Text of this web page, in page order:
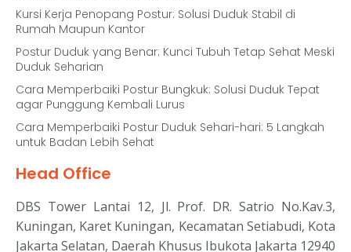
Kursi Kerja Penopang Postur: Solusi Duduk Stabil di
Rumah Maupun Kantor
Postur Duduk yang Benar: Kunci Tubuh Tetap Sehat Meski
Duduk Seharian
Cara Memperbaiki Postur Bungkuk: Solusi Duduk Tepat
agar Punggung Kembali Lurus
Cara Memperbaiki Postur Duduk Sehari-hari: 5 Langkah
untuk Badan Lebih Sehat
Head Office
DBS Tower Lantai 12, Jl. Prof. DR. Satrio No.Kav.3,
Kuningan, Karet Kuningan, Kecamatan Setiabudi, Kota
Jakarta Selatan, Daerah Khusus Ibukota Jakarta 12940